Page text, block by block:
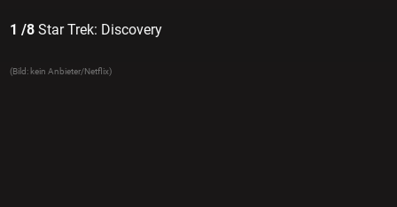
1 /8 Star Trek: Discovery
(Bild: kein Anbieter/Netflix)